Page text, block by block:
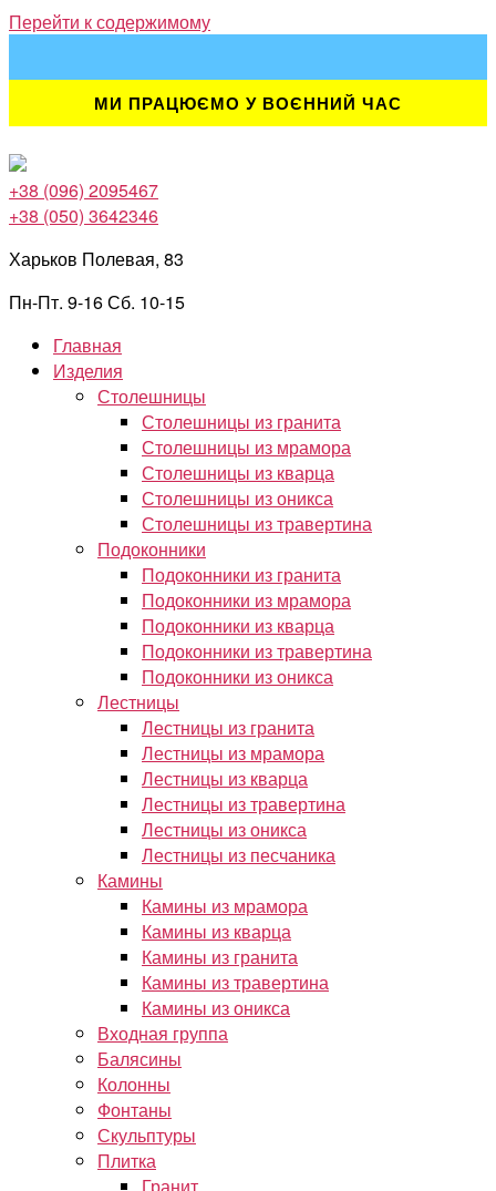
Перейти к содержимому
МИ ПРАЦЮЄМО У ВОЄННИЙ ЧАС
+38 (096) 2095467
+38 (050) 3642346
Харьков Полевая, 83
Пн-Пт. 9-16 Сб. 10-15
Главная
Изделия
Столешницы
Столешницы из гранита
Столешницы из мрамора
Столешницы из кварца
Столешницы из оникса
Столешницы из травертина
Подоконники
Подоконники из гранита
Подоконники из мрамора
Подоконники из кварца
Подоконники из травертина
Подоконники из оникса
Лестницы
Лестницы из гранита
Лестницы из мрамора
Лестницы из кварца
Лестницы из травертина
Лестницы из оникса
Лестницы из песчаника
Камины
Камины из мрамора
Камины из кварца
Камины из гранита
Камины из травертина
Камины из оникса
Входная группа
Балясины
Колонны
Фонтаны
Скульптуры
Плитка